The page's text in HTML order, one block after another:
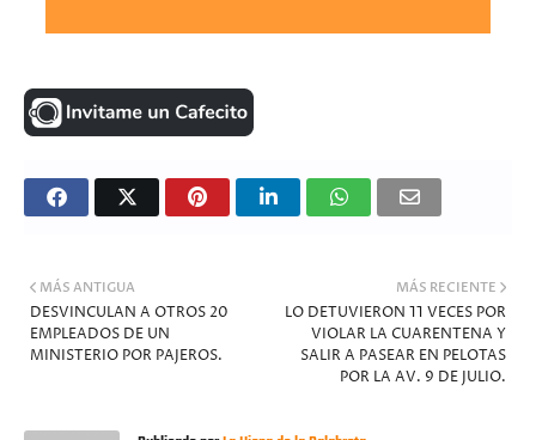
MÁS RECIENTE
LO DETUVIERON 11 VECES POR
VIOLAR LA CUARENTENA Y
SALIR A PASEAR EN PELOTAS
POR LA AV. 9 DE JULIO.
MÁS ANTIGUA
DESVINCULAN A OTROS 20
EMPLEADOS DE UN
MINISTERIO POR PAJEROS.